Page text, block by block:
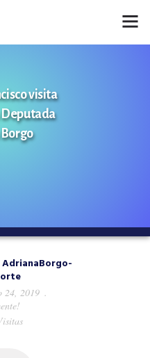
visita
AdrianaBorgo-
24, 2019